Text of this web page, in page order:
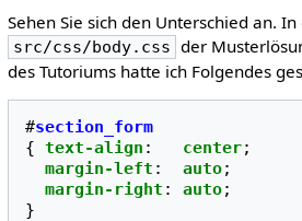
Sehen Sie sich den Unterschied an.
src/css/body.css der
des Tutoriums hatte ich Folgendes
#section_form
{ text-align : center;
margin-left : auto;
margin-right : auto;
}